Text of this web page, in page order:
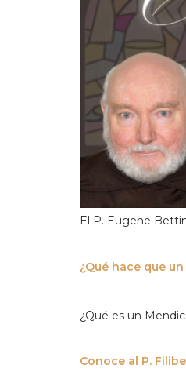
El P. Eugene
¿Qué hace que
¿Qué es un
Conoce al P.